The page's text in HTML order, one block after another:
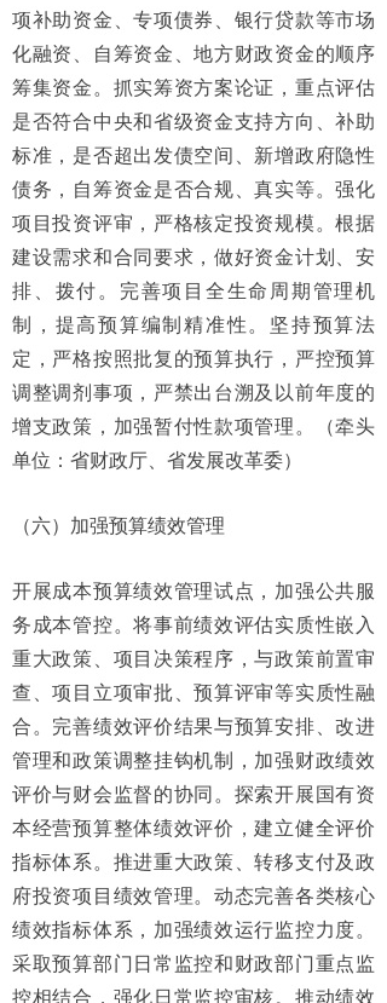
项补助资金、专项债券、银行贷款等市场
化融资、自筹资金、地方财政资金的顺序
筹集资金。抓实筹资方案论证，重点评估
是否符合中央和省级资金支持方向、补助
标准，是否超出发债空间、新增政府隐性
债务，自筹资金是否合规、真实等。强化
项目投资评审，严格核定投资规模。根据
建设需求和合同要求，做好资金计划、安
排、拨付。完善项目全生命周期管理机
制，提高预算编制精准性。坚持预算法
定，严格按照批复的预算执行，严控预算
调整调剂事项，严禁出台溯及以前年度的
增支政策，加强暂付性款项管理。（牵头
单位：省财政厅、省发展改革委）
（六）加强预算绩效管理
开展成本预算绩效管理试点，加强公共服
务成本管控。将事前绩效评估实质性嵌入
重大政策、项目决策程序，与政策前置审
查、项目立项审批、预算评审等实质性融
合。完善绩效评价结果与预算安排、改进
管理和政策调整挂钩机制，加强财政绩效
评价与财会监督的协同。探索开展国有资
本经营预算整体绩效评价，建立健全评价
指标体系。推进重大政策、转移支付及政
府投资项目绩效管理。动态完善各类核心
绩效指标体系，加强绩效运行监控力度。
采取预算部门日常监控和财政部门重点监
控相结合，强化日常监控审核。推动绩效